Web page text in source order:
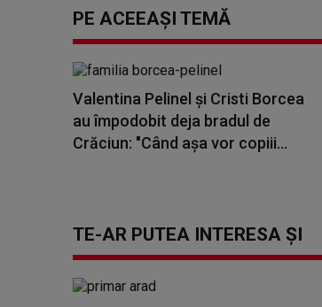
PE ACEEAȘI TEMĂ
Valentina Pelinel și Cristi Borcea
au împodobit deja bradul de
Crăciun: "Când așa vor copiii...
TE-AR PUTEA INTERESA ȘI